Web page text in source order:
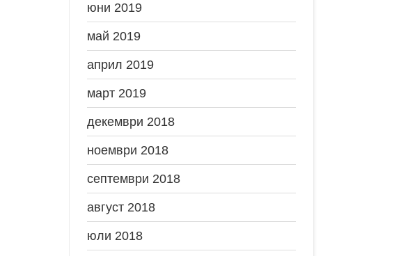
юни 2019
май 2019
април 2019
март 2019
декември 2018
ноември 2018
септември 2018
август 2018
юли 2018